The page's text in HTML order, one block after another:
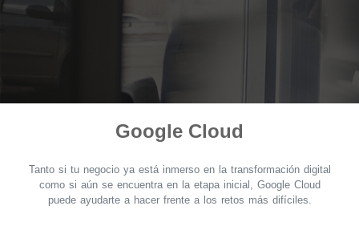
Google Cloud
Tanto si tu negocio ya está inmerso en la transformación digital
como si aún se encuentra en la etapa inicial, Google Cloud
puede ayudarte a hacer frente a los retos más difíciles.